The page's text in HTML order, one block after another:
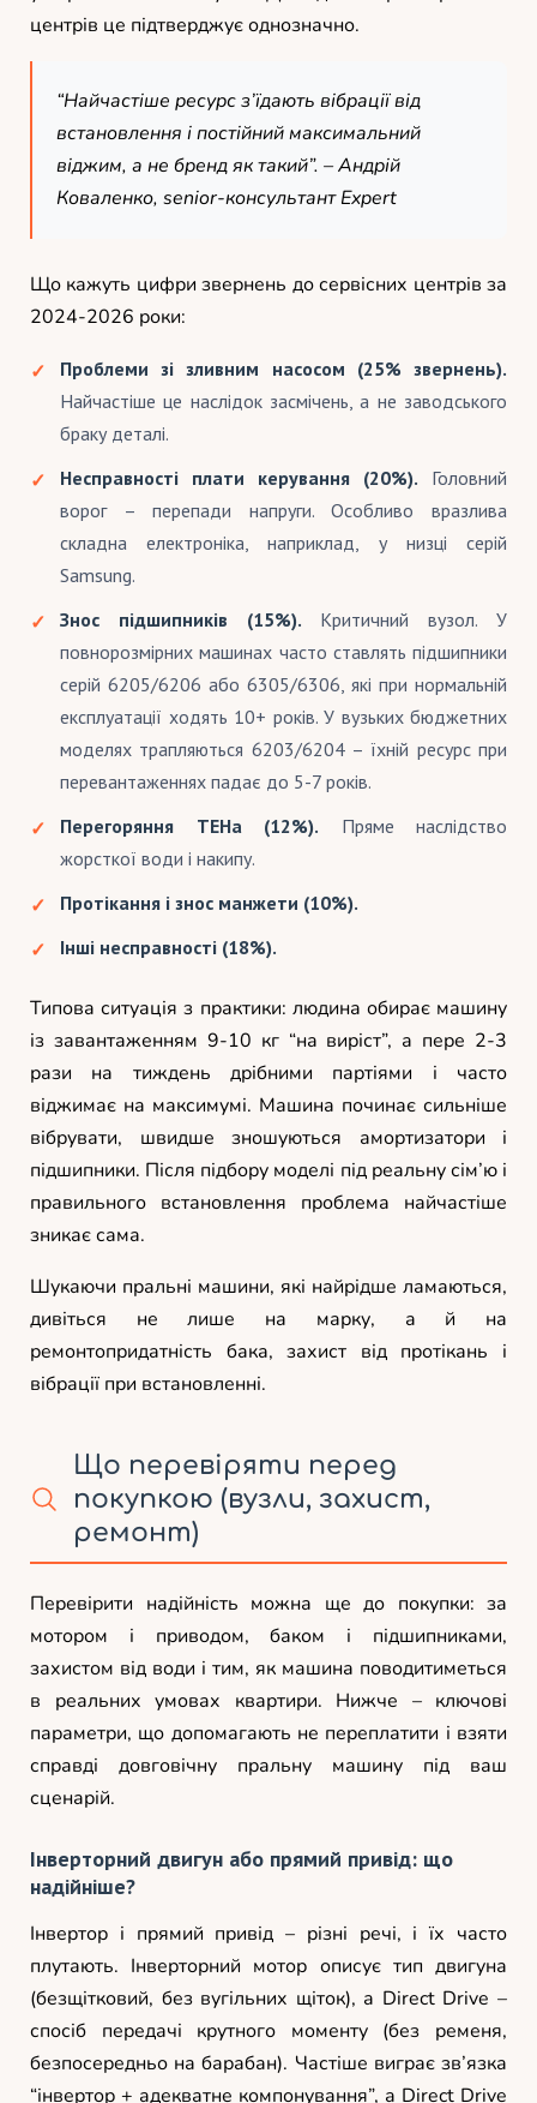
центрів це підтверджує однозначно.
“Найчастіше ресурс з’їдають вібрації від
встановлення і постійний максимальний
віджим, а не бренд як такий”. – Андрій
Коваленко, senior-консультант Expert
Що кажуть цифри звернень до сервісних центрів за
2024-2026 роки:
Проблеми зі зливним насосом (25% звернень).
Найчастіше це наслідок засмічень, а не заводського
браку деталі.
Несправності плати керування (20%). Головний
ворог – перепади напруги. Особливо вразлива
складна електроніка, наприклад, у низці серій
Samsung.
Знос підшипників (15%). Критичний вузол. У
повнорозмірних машинах часто ставлять підшипники
серій 6205/6206 або 6305/6306, які при нормальній
експлуатації ходять 10+ років. У вузьких бюджетних
моделях трапляються 6203/6204 – їхній ресурс при
перевантаженнях падає до 5-7 років.
Перегоряння ТЕНа (12%). Пряме наслідство
жорсткої води і накипу.
Протікання і знос манжети (10%).
Інші несправності (18%).
Типова ситуація з практики: людина обирає машину
із завантаженням 9-10 кг “на виріст”, а пере 2-3
рази на тиждень дрібними партіями і часто
віджимає на максимумі. Машина починає сильніше
вібрувати, швидше зношуються амортизатори і
підшипники. Після підбору моделі під реальну сім’ю і
правильного встановлення проблема найчастіше
зникає сама.
Шукаючи пральні машини, які найрідше ламаються,
дивіться не лише на марку, а й на
ремонтопридатність бака, захист від протікань і
вібрації при встановленні.
Що перевіряти перед
покупкою (вузли, захист,
ремонт)
Перевірити надійність можна ще до покупки: за
мотором і приводом, баком і підшипниками,
захистом від води і тим, як машина поводитиметься
в реальних умовах квартири. Нижче – ключові
параметри, що допомагають не переплатити і взяти
справді довговічну пральну машину під ваш
сценарій.
Інверторний двигун або прямий привід: що
надійніше?
Інвертор і прямий привід – різні речі, і їх часто
плутають. Інверторний мотор описує тип двигуна
(безщітковий, без вугільних щіток), а Direct Drive –
спосіб передачі крутного моменту (без ременя,
безпосередньо на барабан). Частіше виграє зв’язка
“інвертор + адекватне компонування”, а Direct Drive